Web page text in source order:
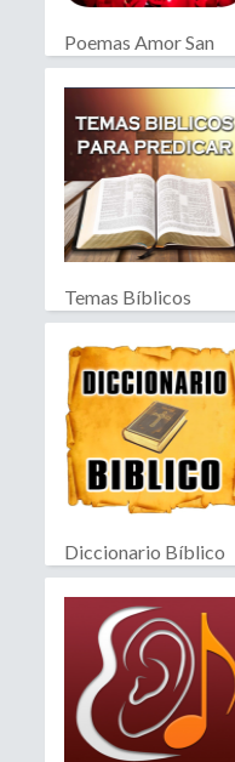
Poemas Amor San
Valentín
Temas Bíblicos
Biblia RV
Diccionario Bíblico